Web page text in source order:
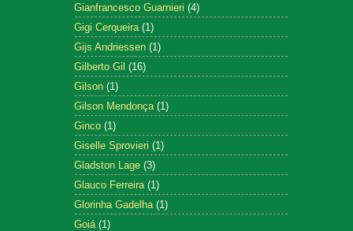
Gianfrancesco Guarnieri (4)
Gigi Cerqueira (1)
Gijs Andriessen (1)
Gilberto Gil (16)
Gilson (1)
Gilson Mendonça (1)
Ginco (1)
Giselle Sprovieri (1)
Gladston Lage (3)
Glauco Ferreira (1)
Glorinha Gadelha (1)
Goiá (1)